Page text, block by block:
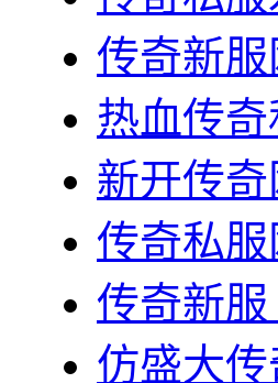
传奇新服
热血传奇
新开传
传奇私服
传奇新服
仿盛大传